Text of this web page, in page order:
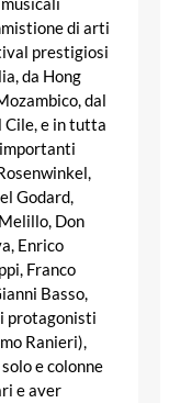
di arti
prestigiosi
da Hong
dal
Cile, e in tutta
importanti
Godard,
Don
Enrico
Franco
Basso,
protagonisti
Ranieri),
e colonne
e aver